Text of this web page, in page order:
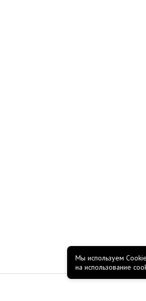
Мы используем
на использование